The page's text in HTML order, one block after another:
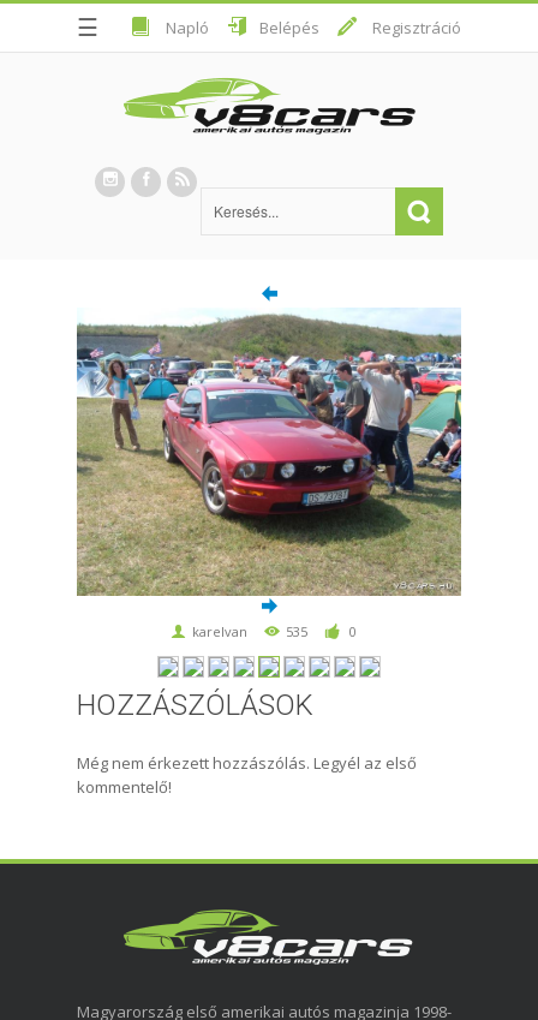
☰ Napló Belépés Regisztráció
karelvan 535 0
HOZZÁSZÓLÁSOK
Még nem érkezett hozzászólás. Legyél az első
kommentelő!
Magyarország első amerikai autós magazinja 1998-